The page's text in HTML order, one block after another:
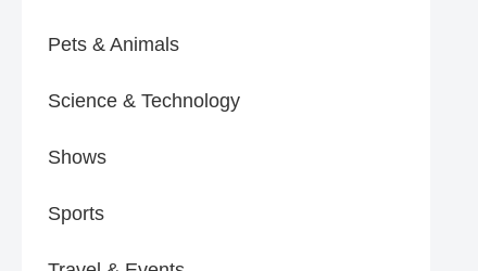
Pets & Animals
Science & Technology
Shows
Sports